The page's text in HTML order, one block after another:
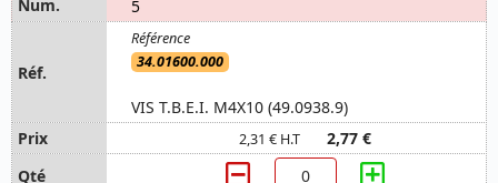
5
34.01600.000
VIS T.B.E.I. M4X10 (49.0938.9)
2,31 € H.T 2,77 €